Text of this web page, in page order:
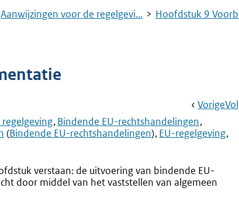
Aanwijzingen voor de regelgevi... Hoofdstuk 9
Book
Ga
VorigeGa
Bindende EU-rechtshandelingen
(Bindende EU-rechtshandelingen) EU-regelgeving
verstaan: de uitvoering van bindende EU-
door middel van het vaststellen van algemeen